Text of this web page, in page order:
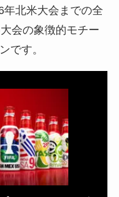
北米大会までの全
会の象徴的モチー
です。